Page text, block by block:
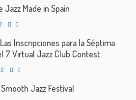
Jazz Made in Spain
0
Inscripciones para la Séptima
7 Virtual Jazz Club Contest.
0
Jazz Festival